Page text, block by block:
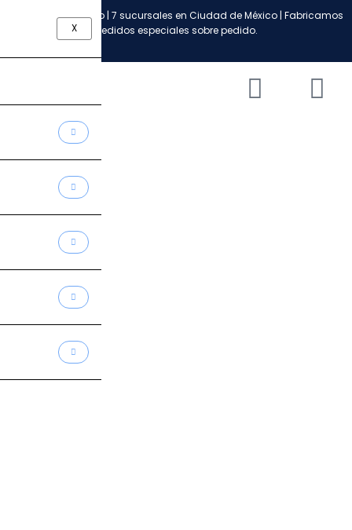
Envío a todo México | 7 sucursales en Ciudad de México | Fabricamos
pedidos especiales sobre pedido.
X